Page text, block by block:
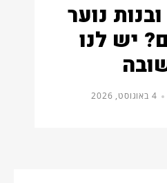
נוער
יש לנו
4 באוגוסט, 2026